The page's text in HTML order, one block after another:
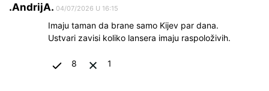
.AndrijA. 04/07/2026 U 16:15
Imaju taman da brane samo Kijev par dana.
Ustvari zavisi koliko lansera imaju raspoloživih.
8 1